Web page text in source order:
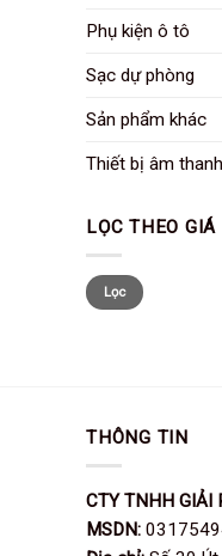
Phụ kiện ô tô
Sạc dự phòng
Sản phẩm khác
Thiết bị âm thanh
LỌC THEO GIÁ
Giá
tối
thiểu
Giá
tối
đa
Lọc
THÔNG TIN
CTY TNHH GIẢI
MSDN: